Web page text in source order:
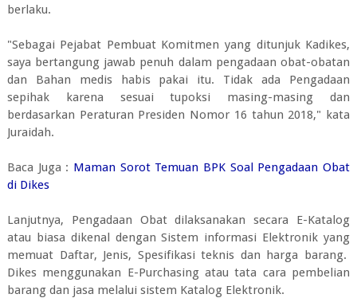
berlaku.
"Sebagai Pejabat Pembuat Komitmen yang ditunjuk Kadikes,
saya bertangung jawab penuh dalam pengadaan obat-obatan
dan Bahan medis habis pakai itu. Tidak ada Pengadaan
sepihak karena sesuai tupoksi masing-masing dan
berdasarkan Peraturan Presiden Nomor 16 tahun 2018," kata
Juraidah.
Baca Juga : Maman Sorot Temuan BPK Soal Pengadaan Obat
di Dikes
Lanjutnya, Pengadaan Obat dilaksanakan secara E-Katalog
atau biasa dikenal dengan Sistem informasi Elektronik yang
memuat Daftar, Jenis, Spesifikasi teknis dan harga barang.
Dikes menggunakan E-Purchasing atau tata cara pembelian
barang dan jasa melalui sistem Katalog Elektronik.